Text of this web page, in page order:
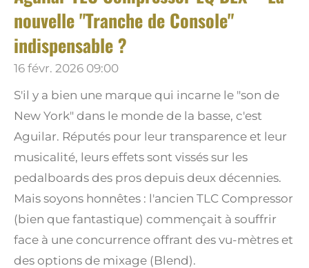
nouvelle "Tranche de Console"
indispensable ?
16 févr. 2026 09:00
S'il y a bien une marque qui incarne le "son de
New York" dans le monde de la basse, c'est
Aguilar. Réputés pour leur transparence et leur
musicalité, leurs effets sont vissés sur les
pedalboards des pros depuis deux décennies.
Mais soyons honnêtes : l'ancien TLC Compressor
(bien que fantastique) commençait à souffrir
face à une concurrence offrant des vu-mètres et
des options de mixage (Blend).